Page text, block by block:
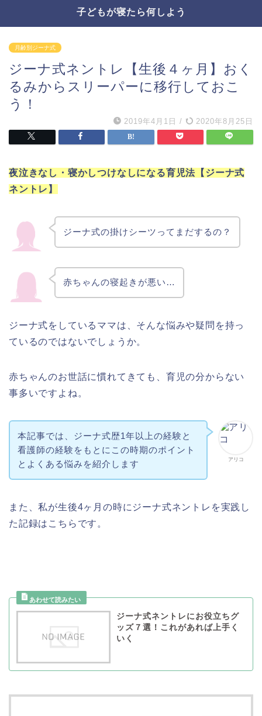
子どもが寝たら何しよう
月齢別ジーナ式
ジーナ式ネントレ【生後４ヶ月】おく
るみからスリーパーに移行しておこ
う！
2019年4月1日 / 2020年8月25日
夜泣きなし・寝かしつけなしになる育児法【ジーナ式
ネントレ】
ジーナ式の掛けシーツってまだするの？
赤ちゃんの寝起きが悪い…
ジーナ式をしているママは、そんな悩みや疑問を持っ
ているのではないでしょうか。
赤ちゃんのお世話に慣れてきても、育児の分からない
事多いですよね。
アリコ
本記事では、ジーナ式歴1年以上の経験と
看護師の経験をもとにこの時期のポイント
とよくある悩みを紹介します
また、私が生後4ヶ月の時にジーナ式ネントレを実践し
た記録はこちらです。
ジーナ式ネントレにお役立ちグ
ッズ７選！これがあれば上手く
いく